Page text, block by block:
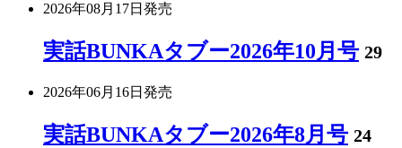
2026年08月17日 発売
実話BUNKAタブー2026年10月号 29
2026年06月16日 発売
実話BUNKAタブー2026年8月号 24